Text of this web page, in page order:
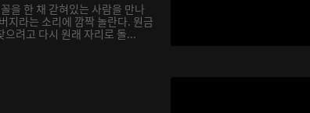
을 한 채 갇혀있는 사람을 만나
지라는 소리에 깜짝 놀란다. 원금
으려고 다시 원래 자리로 돌...